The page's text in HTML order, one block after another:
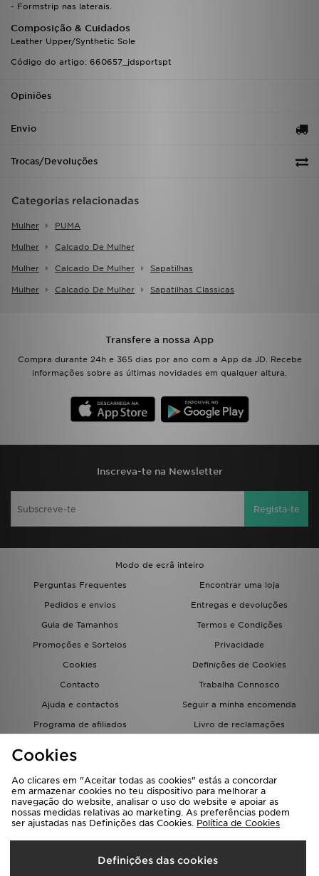
- Formstrip nas laterais.
Composição & Cuidados
Leather Upper/Synthetic Sole
Código do artigo: 660657_jdsportspt
Opiniões
Envio
Trocas/Devoluções
Categorias relacionadas
Mulher PUMA
Mulher Calcado De Mulher
Mulher Calcado De Mulher Sapatilhas
Mulher Calcado De Mulher Sapatilhas Classicas
Transfere a nossa App
Compra durante 24h e 365 dias por ano com a App da JD. Recebe
informações sobre as últimas novidades em qualquer altura.
Inscreva-te na Newsletter
Regista-te
Modo de ecrã inteiro
Perguntas Frequentes
Encontrar uma loja
Pedidos e envios
Entregas e devoluções
Guia de Tamanhos
Termos e Condições
Promoções e Sorteios
Privacidade
Cookies
Definições de Cookies
Contacto
Trabalha Connosco
Ajuda e contactos
Seguir a minha encomenda
Programa de afiliados
Livro de reclamações
Seleciona O País
Portugal
Cookies
Ao clicares em "Aceitar todas as cookies" estás a concordar
em armazenar cookies no teu dispositivo para melhorar a
navegação do website, analisar o uso do website e apoiar as
nossas medidas relativas ao marketing. As preferências podem
ser ajustadas nas Definições das Cookies. Política de Cookies
Definições das cookies